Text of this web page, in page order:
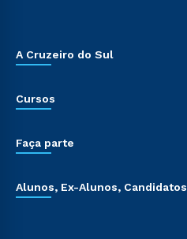
A Cruzeiro do Sul
Cursos
Faça parte
Alunos, Ex-Alunos, Candidatos